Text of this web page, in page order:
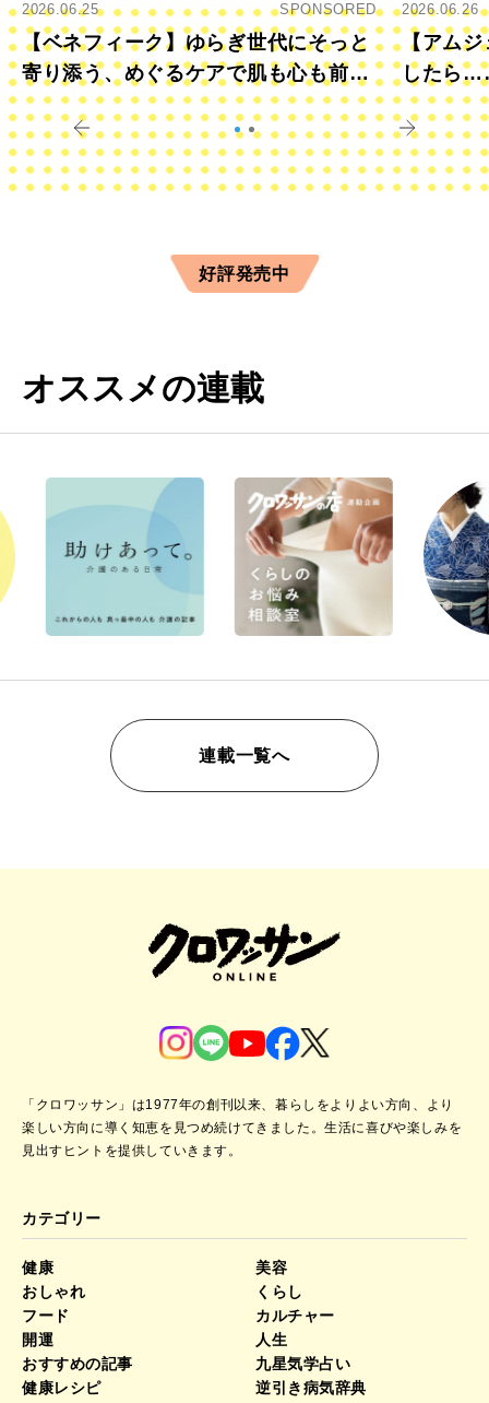
2026.06.25 SPONSORED
【ベネフィーク】ゆらぎ世代にそっと
寄り添う、めぐるケアで肌も心も前向
きに
2026.06.26
【アムジ
したら
すか？
好評発売中
オススメの連載
連載一覧へ
「クロワッサン」は1977年の創刊以来、暮らしをよりよい方向、より
楽しい方向に導く知恵を見つめ続けてきました。生活に喜びや楽しみを
見出すヒントを提供していきます。
カテゴリー
健康
美容
おしゃれ
くらし
フード
カルチャー
開運
人生
おすすめの記事
九星気学占い
健康レシピ
逆引き病気辞典